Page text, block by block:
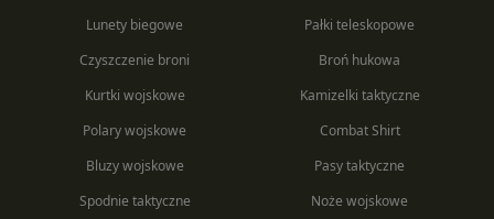
Lunety biegowe
Czyszczenie broni
Pałki teleskopowe
Broń hukowa
Kurtki wojskowe
Polary wojskowe
Bluzy wojskowe
Kamizelki taktyczne
Combat Shirt
Pasy taktyczne
Spodnie taktyczne
Noże wojskowe